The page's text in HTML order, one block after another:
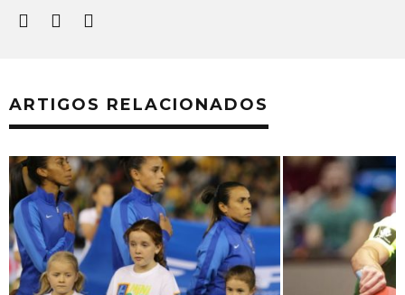
ARTIGOS RELACIONADOS